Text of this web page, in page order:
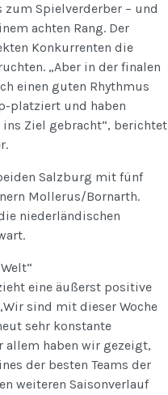
zum Spielverderber – und
achten Rang. Der
Konkurrenten die
„Aber in der finalen
einen guten Rhythmus
platziert und haben
Ziel gebracht“, berichtet
Salzburg mit fünf
Mollerus/Bornarth.
niederländischen
eine äußerst positive
sind mit dieser Woche
sehr konstante
allem haben wir gezeigt,
der besten Teams der
weiteren Saisonverlauf